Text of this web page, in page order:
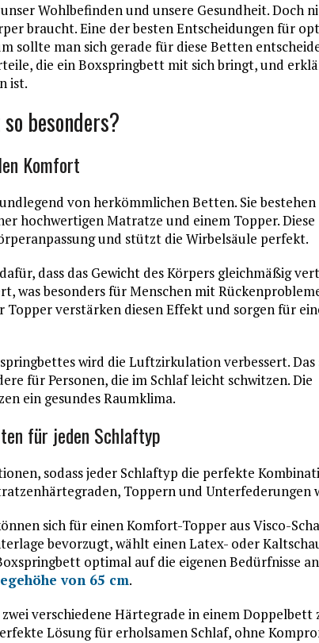
Wohlbefinden und unsere Gesundheit. Doch
braucht. Eine der besten Entscheidungen für
sollte man sich gerade für diese Betten
die ein Boxspringbett mit sich bringt, und
ist.
besonders?
Komfort
von herkömmlichen Betten. Sie bestehen
hochwertigen Matratze und einem Topper. Diese
und stützt die Wirbelsäule perfekt.
dass das Gewicht des Körpers gleichmäßig
was besonders für Menschen mit
verstärken diesen Effekt und sorgen für
wird die Luftzirkulation verbessert.
für Personen, die im Schlaf leicht schwitzen. Die
ein gesundes Raumklima.
für jeden Schlaftyp
sodass jeder Schlaftyp die perfekte
Toppern und Unterfederungen
sich für einen Komfort-Topper aus Visco-
bevorzugt, wählt einen Latex- oder
optimal auf die eigenen Bedürfnisse
von 65 cm.
verschiedene Härtegrade in einem Doppelbett
Lösung für erholsamen Schlaf, ohne